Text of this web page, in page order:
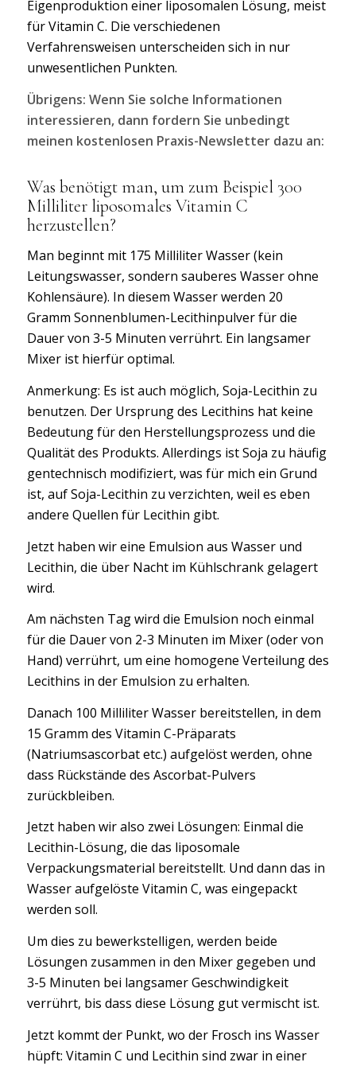
Eigenproduktion einer liposomalen Lösung, meist
für Vitamin C. Die verschiedenen
Verfahrensweisen unterscheiden sich in nur
unwesentlichen Punkten.
Übrigens: Wenn Sie solche Informationen
interessieren, dann fordern Sie unbedingt
meinen kostenlosen Praxis-Newsletter dazu an:
Was benötigt man, um zum Beispiel 300
Milliliter liposomales Vitamin C
herzustellen?
Man beginnt mit 175 Milliliter Wasser (kein
Leitungswasser, sondern sauberes Wasser ohne
Kohlensäure). In diesem Wasser werden 20
Gramm Sonnenblumen-Lecithinpulver für die
Dauer von 3-5 Minuten verrührt. Ein langsamer
Mixer ist hierfür optimal.
Anmerkung: Es ist auch möglich, Soja-Lecithin zu
benutzen. Der Ursprung des Lecithins hat keine
Bedeutung für den Herstellungsprozess und die
Qualität des Produkts. Allerdings ist Soja zu häufig
gentechnisch modifiziert, was für mich ein Grund
ist, auf Soja-Lecithin zu verzichten, weil es eben
andere Quellen für Lecithin gibt.
Jetzt haben wir eine Emulsion aus Wasser und
Lecithin, die über Nacht im Kühlschrank gelagert
wird.
Am nächsten Tag wird die Emulsion noch einmal
für die Dauer von 2-3 Minuten im Mixer (oder von
Hand) verrührt, um eine homogene Verteilung des
Lecithins in der Emulsion zu erhalten.
Danach 100 Milliliter Wasser bereitstellen, in dem
15 Gramm des Vitamin C-Präparats
(Natriumsascorbat etc.) aufgelöst werden, ohne
dass Rückstände des Ascorbat-Pulvers
zurückbleiben.
Jetzt haben wir also zwei Lösungen: Einmal die
Lecithin-Lösung, die das liposomale
Verpackungsmaterial bereitstellt. Und dann das in
Wasser aufgelöste Vitamin C, was eingepackt
werden soll.
Um dies zu bewerkstelligen, werden beide
Lösungen zusammen in den Mixer gegeben und
3-5 Minuten bei langsamer Geschwindigkeit
verrührt, bis dass diese Lösung gut vermischt ist.
Jetzt kommt der Punkt, wo der Frosch ins Wasser
hüpft: Vitamin C und Lecithin sind zwar in einer